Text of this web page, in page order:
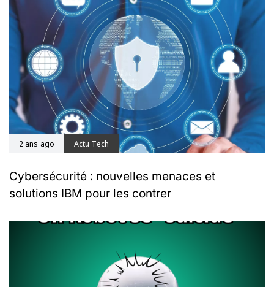
2 ans ago Actu Tech
Cybersécurité : nouvelles menaces et
solutions IBM pour les contrer